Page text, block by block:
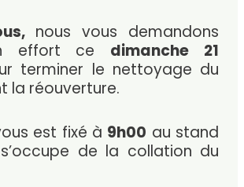
nous vous demandons
effort ce dimanche 21
terminer le nettoyage du
la réouverture.
est fixé à 9h00 au stand
de la collation du